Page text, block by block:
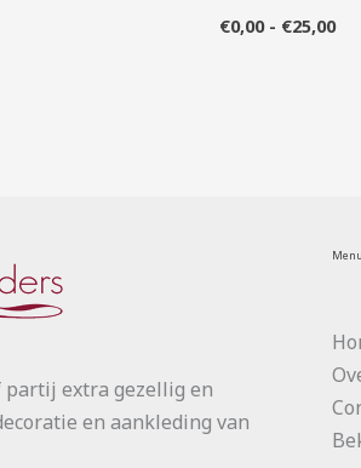
€0,00 - €25,00
extra gezellig en
en aankleding van
Menu